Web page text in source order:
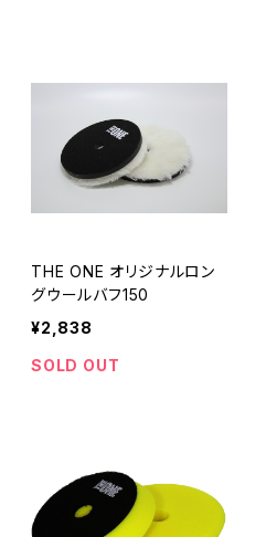
THE ONE オリジナルロン
グウールバフ150
¥2,838
SOLD OUT